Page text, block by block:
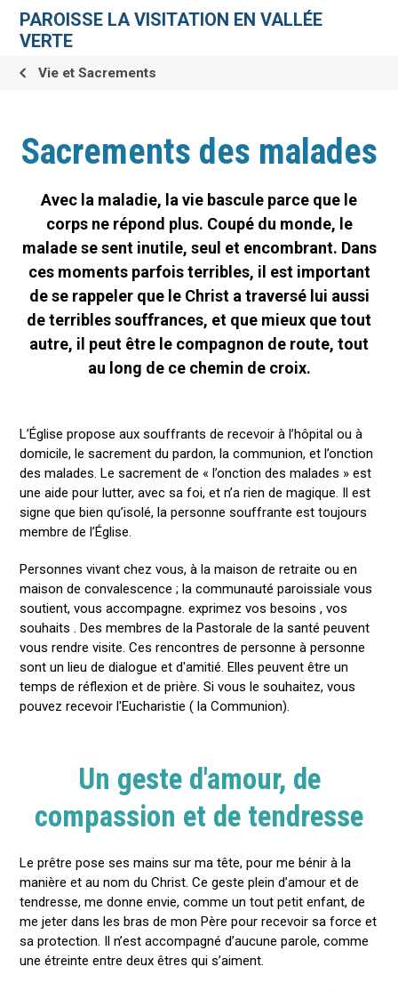
contenu.
navigation
personnelsPAROISSE LA VISITATION EN VALLÉE
VERTE
Vie et Sacrements
Sacrements des malades
Avec la maladie, la vie bascule parce que le
corps ne répond plus. Coupé du monde, le
malade se sent inutile, seul et encombrant. Dans
ces moments parfois terribles, il est important
de se rappeler que le Christ a traversé lui aussi
de terribles souffrances, et que mieux que tout
autre, il peut être le compagnon de route, tout
au long de ce chemin de croix.
L’Église propose aux souffrants de recevoir à l’hôpital ou à
domicile, le sacrement du pardon, la communion, et l’onction
des malades. Le sacrement de « l’onction des malades » est
une aide pour lutter, avec sa foi, et n’a rien de magique. Il est
signe que bien qu’isolé, la personne souffrante est toujours
membre de l’Église.
Personnes vivant chez vous, à la maison de retraite ou en
maison de convalescence ; la communauté paroissiale vous
soutient, vous accompagne. exprimez vos besoins , vos
souhaits . Des membres de la Pastorale de la santé peuvent
vous rendre visite. Ces rencontres de personne à personne
sont un lieu de dialogue et d'amitié. Elles peuvent être un
temps de réflexion et de prière. Si vous le souhaitez, vous
pouvez recevoir l'Eucharistie ( la Communion).
Un geste d'amour, de
compassion et de tendresse
Le prêtre pose ses mains sur ma tête, pour me bénir à la
manière et au nom du Christ. Ce geste plein d’amour et de
tendresse, me donne envie, comme un tout petit enfant, de
me jeter dans les bras de mon Père pour recevoir sa force et
sa protection. Il n’est accompagné d’aucune parole, comme
une étreinte entre deux êtres qui s’aiment.